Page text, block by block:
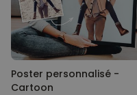
Poster personnalisé -
Cartoon